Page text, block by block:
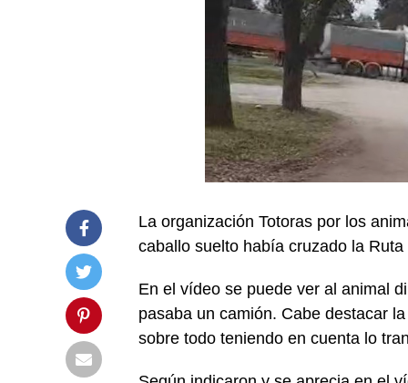
La organización Totoras por los
caballo suelto había cruzado la
En el vídeo se puede ver al animal
pasaba un camión. Cabe destacar
sobre todo teniendo en cuenta lo